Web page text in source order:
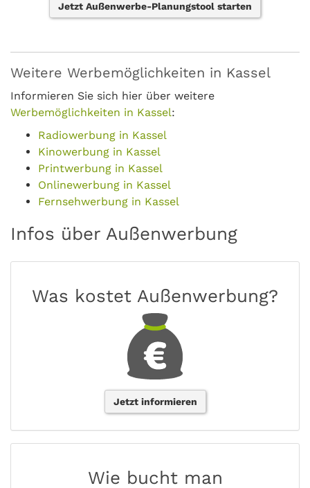
Jetzt Außenwerbe-Planungstool starten
Weitere Werbemöglichkeiten in Kassel
Informieren Sie sich hier über weitere
Werbemöglichkeiten in Kassel:
Radiowerbung in Kassel
Kinowerbung in Kassel
Printwerbung in Kassel
Onlinewerbung in Kassel
Fernsehwerbung in Kassel
Infos über Außenwerbung
Was kostet Außenwerbung?
Jetzt informieren
Wie bucht man